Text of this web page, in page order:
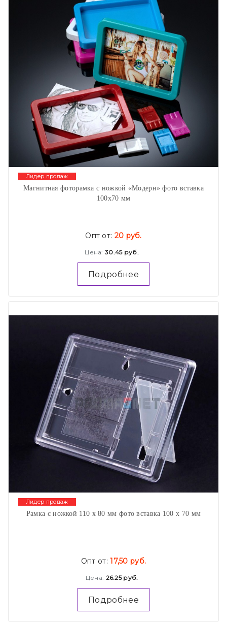
Лидер продаж
Магнитная фоторамка с ножкой «Модерн» фото вставка
100х70 мм
Опт от: 20 руб.
Цена: 30.45 руб.
Подробнее
Лидер продаж
Рамка с ножкой 110 х 80 мм фото вставка 100 х 70 мм
Опт от:17,50 руб.
Цена: 26.25 руб.
Подробнее